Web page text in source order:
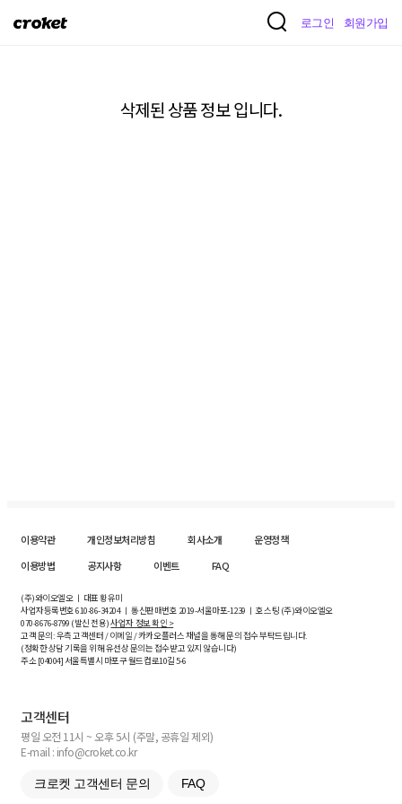
크
로그인 회원가입
삭제된 상품 정보 입니다.
이용약관 개인정보처리방침 회사소개
운영정책
이용방법
공지사항 이벤트 FAQ
(주)와이오엘오 ㅣ 대표 황유미
사업자등록번호610-86-34204ㅣ 통신판매번호 2019-서울마포-1239 ㅣ 호스팅 (주)와이오엘오
070-8676-8799 (발신 전용)사업자 정보 확인 >
고객 문의: 우측 고객센터 / 이메일 / 카카오플러스 채널을 통해 문의 접수 부탁드립니다.
(정확한 상담 기록을 위해 유선상 문의는 접수받고 있지 않습니다)
주소 [04004] 서울특별시 마포구 월드컵로10길5-6
고객센터
평일 오전 11시 ~ 오후 5시 (주말, 공휴일 제외)
E-mail : info@croket.co.kr
크로켓 고객센터 문의 FAQ